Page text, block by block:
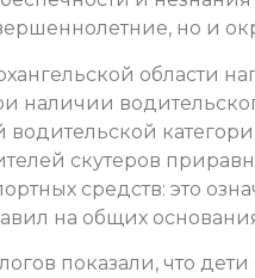
но и
области
наличии
скутеров
средств: это
на общих
показали, что